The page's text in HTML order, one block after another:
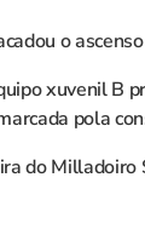
o
xuvenil B
pola
do